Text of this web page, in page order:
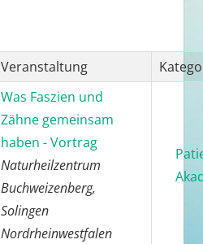
Veranstaltung
Was Faszien und
Zähne gemeinsam
haben - Vortrag
Naturheilzentrum
Buchweizenberg,
Solingen
Nordrheinwestfalen